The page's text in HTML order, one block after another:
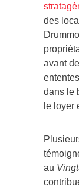
des
avant
dans le
le loyer
au